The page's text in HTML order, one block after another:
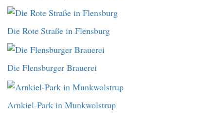
Die Rote Straße in Flensburg
Die Flensburger Brauerei
Arnkiel-Park in Munkwolstrup